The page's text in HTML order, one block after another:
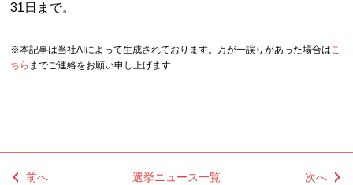
31日まで。
※本記事は当社AIによって生成されております。万が一誤りがあった場合はこ
ちら までご連絡をお願い申し上げます
前へ 選挙ニュース一覧 次へ